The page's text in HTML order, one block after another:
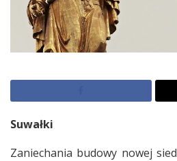
Suwałki
Zaniechania budowy nowej